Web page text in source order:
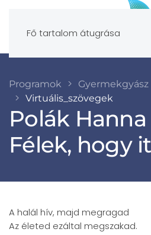
Fő tartalom átugrása
Programok Gyermekgyász
Virtuális_szövegek
Polák Hanna
Félek, hogy
A halál hív, majd megragad
Az életed ezáltal megszakad.